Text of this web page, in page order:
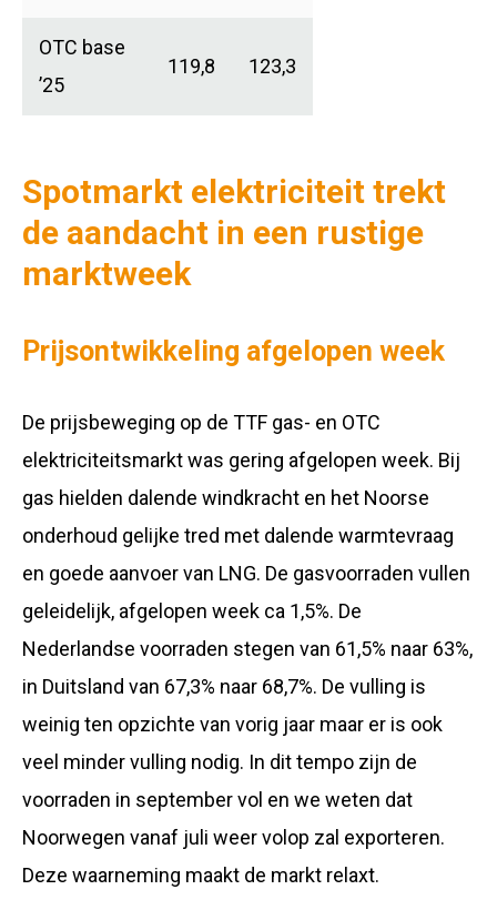
OTC base
’25
119,8 123,3
Spotmarkt elektriciteit trekt
de aandacht in een rustige
marktweek
Prijsontwikkeling afgelopen week
De prijsbeweging op de TTF gas- en OTC
elektriciteitsmarkt was gering afgelopen week. Bij
gas hielden dalende windkracht en het Noorse
onderhoud gelijke tred met dalende warmtevraag
en goede aanvoer van LNG. De gasvoorraden vullen
geleidelijk, afgelopen week ca 1,5%. De
Nederlandse voorraden stegen van 61,5% naar 63%,
in Duitsland van 67,3% naar 68,7%. De vulling is
weinig ten opzichte van vorig jaar maar er is ook
veel minder vulling nodig. In dit tempo zijn de
voorraden in september vol en we weten dat
Noorwegen vanaf juli weer volop zal exporteren.
Deze waarneming maakt de markt relaxt.